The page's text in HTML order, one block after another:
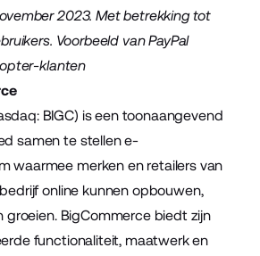
2023. Met betrekking tot
Voorbeeld van PayPal
klanten
BIGC) is een toonaangevend
samen te stellen e-
waarmee merken en retailers van
online kunnen opbouwen,
groeien. BigCommerce biedt zijn
functionaliteit, maatwerk en